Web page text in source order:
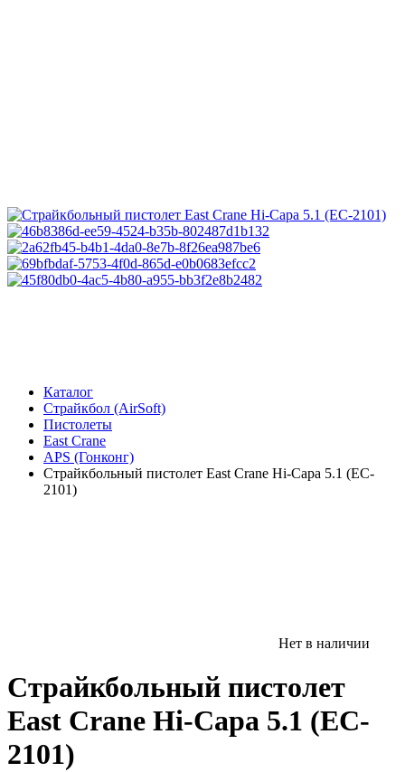
Каталог
Страйкбол (AirSoft)
Пистолеты
East Crane
APS (Гонконг)
Страйкбольный пистолет East Crane Hi-Capa 5.1 (EC-
2101)
Нет в наличии
Страйкбольный пистолет
East Crane Hi-Capa 5.1 (EC-
2101)